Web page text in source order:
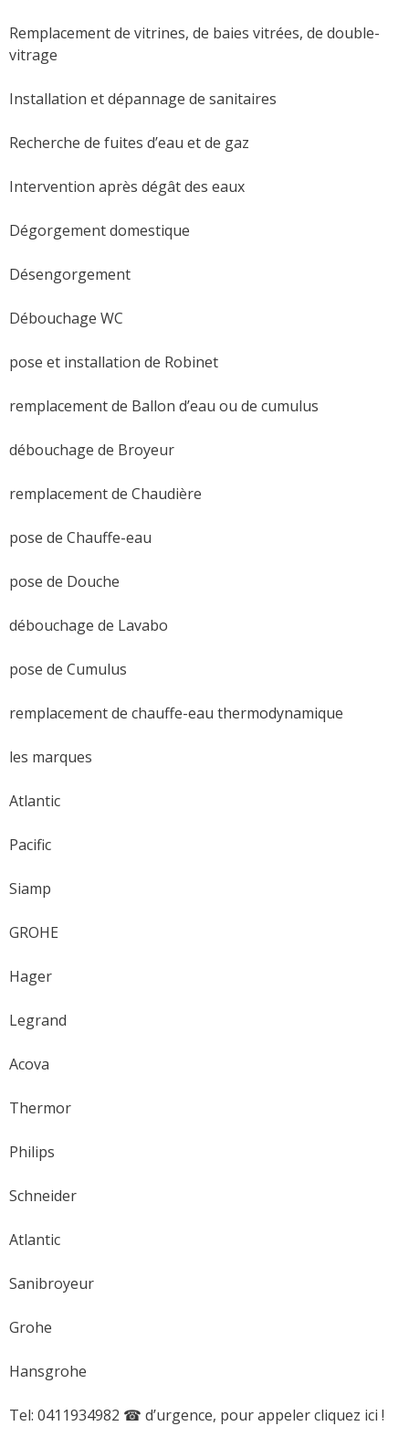
Remplacement de vitrines, de baies vitrées, de double-
vitrage
Installation et dépannage de sanitaires
Recherche de fuites d’eau et de gaz
Intervention après dégât des eaux
Dégorgement domestique
Désengorgement
Débouchage WC
pose et installation de Robinet
remplacement de Ballon d’eau ou de cumulus
débouchage de Broyeur
remplacement de Chaudière
pose de Chauffe-eau
pose de Douche
débouchage de Lavabo
pose de Cumulus
remplacement de chauffe-eau thermodynamique
les marques
Atlantic
Pacific
Siamp
GROHE
Hager
Legrand
Acova
Thermor
Philips
Schneider
Atlantic
Sanibroyeur
Grohe
Hansgrohe
Tel: 0411934982 ☎ d’urgence, pour appeler cliquez ici !